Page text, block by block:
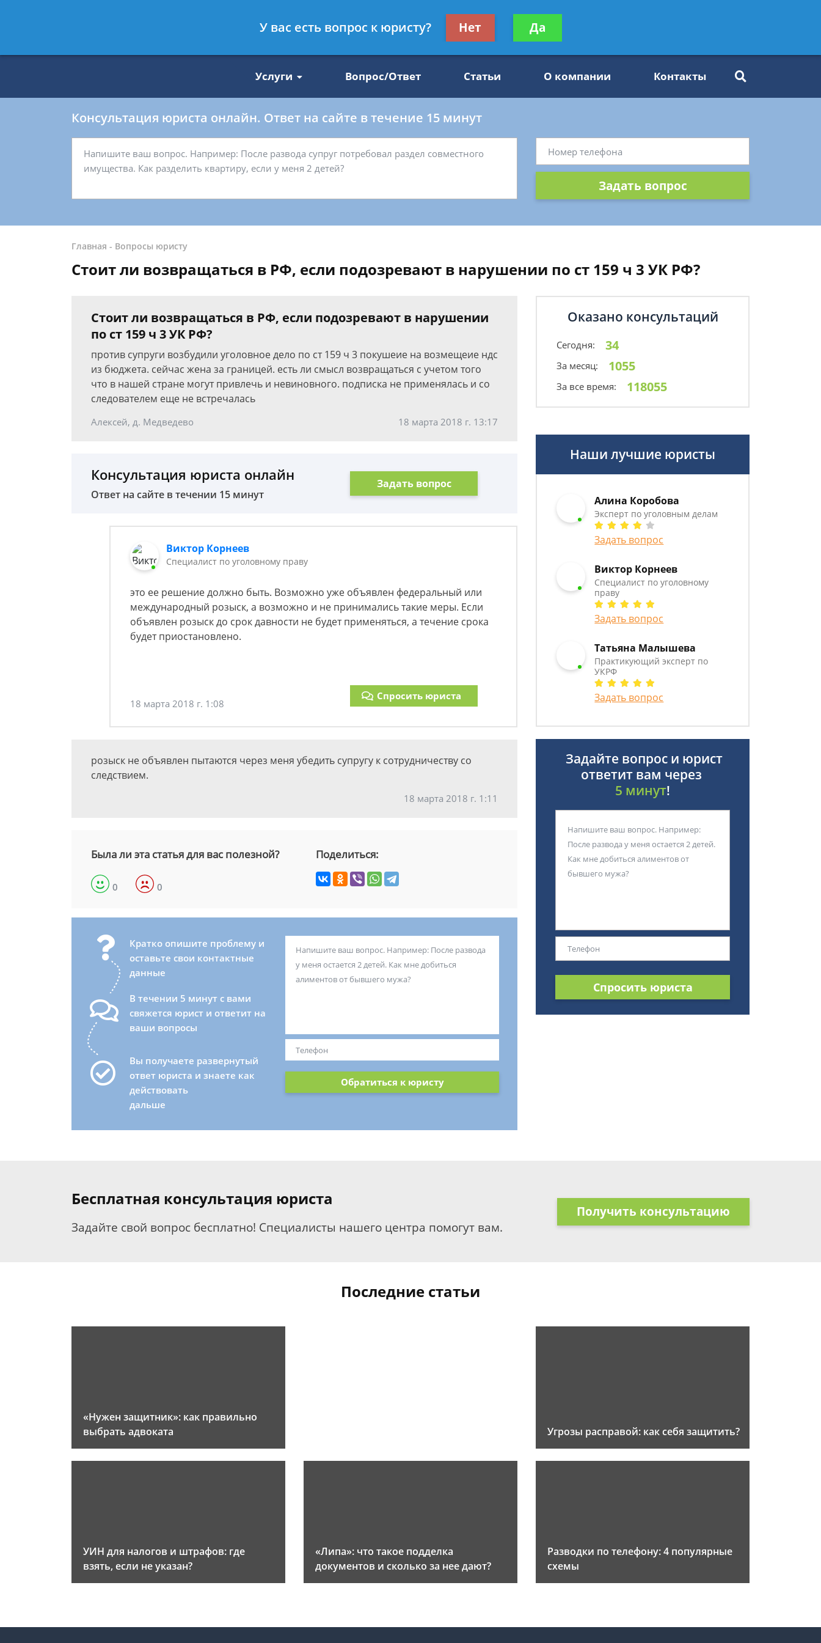
8 812 509-27-47
Получите консультацию
бесплатно
Услуги Вопрос/Ответ Статьи О компании Контакты
Консультация юриста онлайн. Ответ на сайте в течение 15 минут
Задать вопрос
Главная - Вопросы юристу
Стоит ли возвращаться в РФ, если подозревают в нарушении по ст 159 ч 3 УК РФ?
Стоит ли возвращаться в РФ, если подозревают в нарушении
по ст 159 ч 3 УК РФ?
против супруги возбудили уголовное дело по ст 159 ч 3 покушеие на возмещеие ндс
из бюджета. сейчас жена за границей. есть ли смысл возвращаться с учетом того
что в нашей стране могут привлечь и невиновного. подписка не применялась и со
следователем еще не встречалась
Алексей, д. Медведево 18 марта 2018 г. 13:17
Консультация юриста онлайн
Ответ на сайте в течении 15 минут
Задать вопрос
Виктор Корнеев
Cпециалист по уголовному праву
это ее решение должно быть. Возможно уже объявлен федеральный или
международный розыск, а возможно и не принимались такие меры. Если
объявлен розыск до срок давности не будет применяться, а течение срока
будет приостановлено.
18 марта 2018 г. 1:08
Спросить юриста
розыск не объявлен пытаются через меня убедить супругу к сотрудничеству со
следствием.
18 марта 2018 г. 1:11
Была ли эта статья для вас полезной?
0 0
Поделиться:
Кратко опишите проблему и
оставьте свои контактные
данные
В течении 5 минут с вами
свяжется юрист и ответит на
ваши вопросы
Вы получаете развернутый
ответ юриста и знаете как
действовать
дальше
Обратиться к юристу
Оказано консультаций
Сегодня: 34
За месяц: 1055
За все время: 118055
Наши лучшие юристы
Алина Коробова
Эксперт по уголовным делам
Задать вопрос
Виктор Корнеев
Cпециалист по уголовному
праву
Задать вопрос
Татьяна Малышева
Практикующий эксперт по
УКРФ
Задать вопрос
Задайте вопрос и юрист
ответит вам через
5 минут!
Спросить юриста
Бесплатная консультация юриста
Задайте свой вопрос бесплатно! Специалисты нашего центра помогут вам.
Получить консультацию
Последние статьи
«Нужен защитник»: как правильно
выбрать адвоката
Угрозы расправой: как себя защитить?
УИН для налогов и штрафов: где
взять, если не указан?
«Липа»: что такое подделка
документов и сколько за нее дают?
Разводки по телефону: 4 популярные
схемы
У вас есть вопрос к юристу? Нет Да